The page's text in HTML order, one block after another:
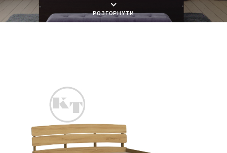
РОЗГОРНУТИ